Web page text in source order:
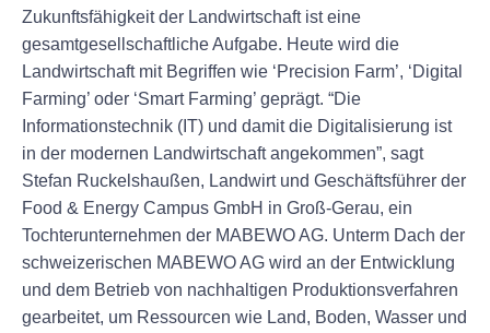
Zukunftsfähigkeit der Landwirtschaft ist eine
gesamtgesellschaftliche Aufgabe. Heute wird die
Landwirtschaft mit Begriffen wie ‘Precision Farm’, ‘Digital
Farming’ oder ‘Smart Farming’ geprägt. “Die
Informationstechnik (IT) und damit die Digitalisierung ist
in der modernen Landwirtschaft angekommen”, sagt
Stefan Ruckelshaußen, Landwirt und Geschäftsführer der
Food & Energy Campus GmbH in Groß-Gerau, ein
Tochterunternehmen der MABEWO AG. Unterm Dach der
schweizerischen MABEWO AG wird an der Entwicklung
und dem Betrieb von nachhaltigen Produktionsverfahren
gearbeitet, um Ressourcen wie Land, Boden, Wasser und